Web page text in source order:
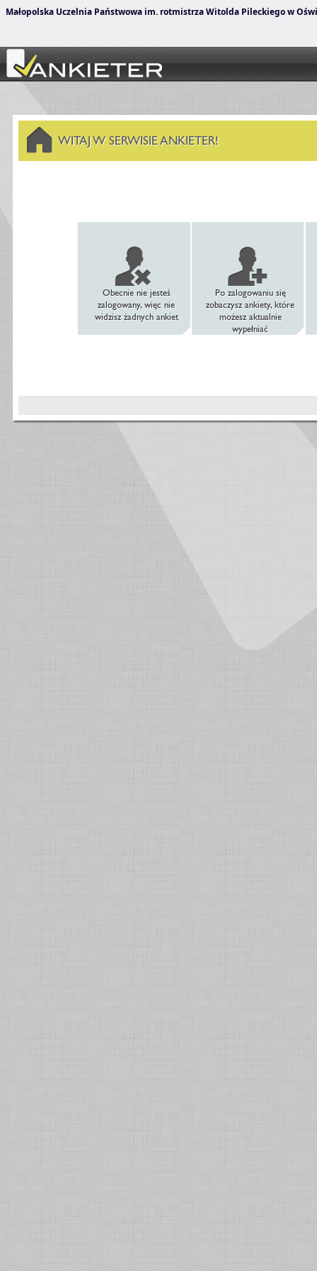
Małopolska Uczelnia Państwowa im. rotmistrza Witolda Pileckiego w
WITAJ W SERWISIE ANKIETER!
Obecnie nie jesteś
zalogowany, więc nie
widzisz żadnych ankiet
Po zalogowaniu się
zobaczysz ankiety, które
możesz aktualnie
wypełniać